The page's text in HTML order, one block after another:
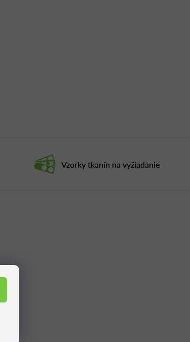
Vzorky tkanín na vyžiadanie